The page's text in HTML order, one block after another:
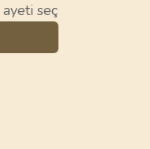
seç